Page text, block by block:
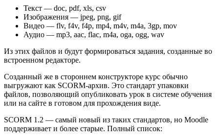
Текст — doc, pdf, xls, csv
Изображения — jpeg, png, gif
Видео — flv, f4v, f4p, mp4, m4v, m4a, 3gp, mov
Аудио — mp3, aac, flac, m4a, oga, ogg, wav
Из этих файлов и будут формироваться задания, созданные во
встроенном редакторе.
Созданный же в стороннем конструкторе курс обычно
выгружают как SCORM-архив. Это стандарт упаковки
файлов, позволяющий опубликовать урок в системе обучения
или на сайте в готовом для прохождения виде.
SCORM 1.2 — самый новый из таких стандартов, но Moodle
поддерживает и более старые. Полный список: